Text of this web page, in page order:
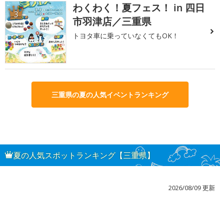
3
わくわく！夏フェス！ in 四日
市羽津店／三重県
トヨタ車に乗っていなくてもOK！
三重県の夏の人気イベントランキング
夏の人気スポットランキング【三重県】
2026/08/09 更新